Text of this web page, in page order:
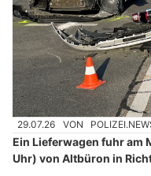
29.07.26 VON
Ein Lieferwagen fuhr am
Uhr) von Altbüron in